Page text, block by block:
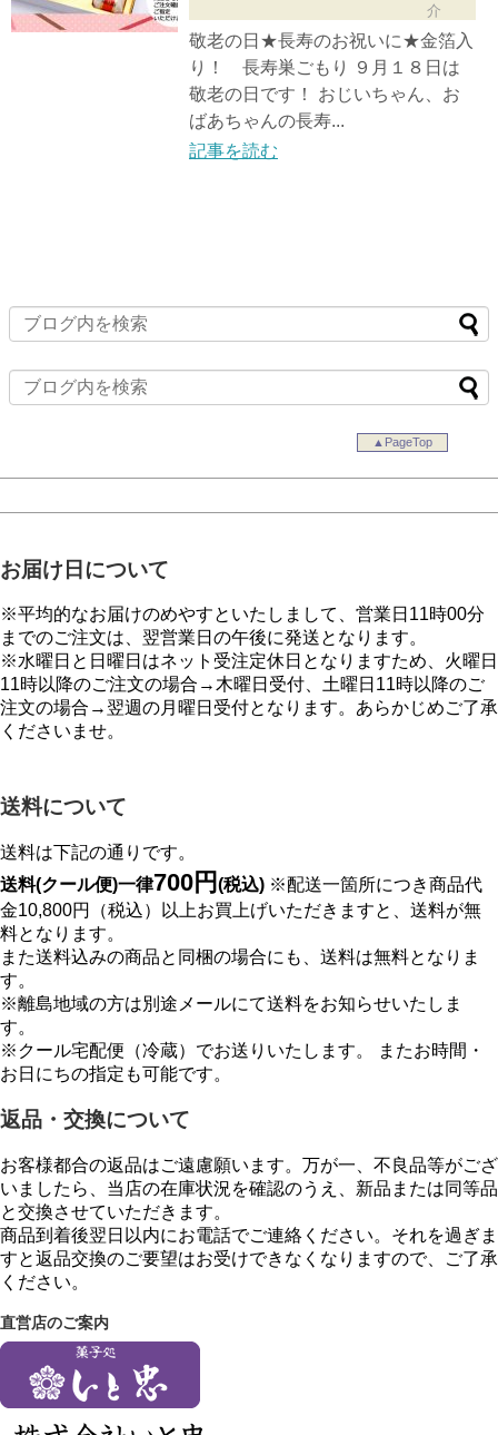
介
敬老の日★長寿のお祝いに★金箔入
り！ 長寿巣ごもり ９月１８日は
敬老の日です！ おじいちゃん、お
ばあちゃんの長寿...
記事を読む
▲PageTop
お届け日について
※平均的なお届けのめやすといたしまして、営業日11時00分
までのご注文は、翌営業日の午後に発送となります。
※水曜日と日曜日はネット受注定休日となりますため、火曜日
11時以降のご注文の場合→木曜日受付、土曜日11時以降のご
注文の場合→翌週の月曜日受付となります。あらかじめご了承
くださいませ。
送料について
送料は下記の通りです。
送料(クール便)一律700円 (税込) ※配送一箇所につき商品代
金10,800円（税込）以上お買上げいただきますと、送料が無
料となります。
また送料込みの商品と同梱の場合にも、送料は無料となりま
す。
※離島地域の方は別途メールにて送料をお知らせいたしま
す。
※クール宅配便（冷蔵）でお送りいたします。 またお時間・
お日にちの指定も可能です。
返品・交換について
お客様都合の返品はご遠慮願います。万が一、不良品等がござ
いましたら、当店の在庫状況を確認のうえ、新品または同等品
と交換させていただきます。
商品到着後翌日以内にお電話でご連絡ください。それを過ぎま
すと返品交換のご要望はお受けできなくなりますので、ご了承
ください。
直営店のご案内